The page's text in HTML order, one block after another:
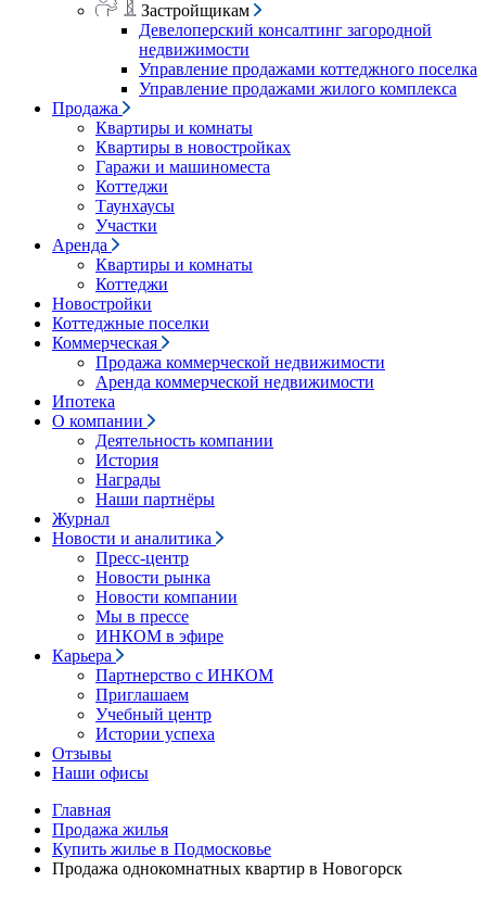
Застройщикам
Девелоперский консалтинг загородной
недвижимости
Управление продажами коттеджного поселка
Управление продажами жилого комплекса
Продажа
Квартиры и комнаты
Квартиры в новостройках
Гаражи и машиноместа
Коттеджи
Таунхаусы
Участки
Аренда
Квартиры и комнаты
Коттеджи
Новостройки
Коттеджные поселки
Коммерческая
Продажа коммерческой недвижимости
Аренда коммерческой недвижимости
Ипотека
О компании
Деятельность компании
История
Награды
Наши партнёры
Журнал
Новости и аналитика
Пресс-центр
Новости рынка
Новости компании
Мы в прессе
ИНКОМ в эфире
Карьера
Партнерство с ИНКОМ
Приглашаем
Учебный центр
Истории успеха
Отзывы
Наши офисы
Главная
Продажа жилья
Купить жилье в Подмосковье
Продажа однокомнатных квартир в Новогорск